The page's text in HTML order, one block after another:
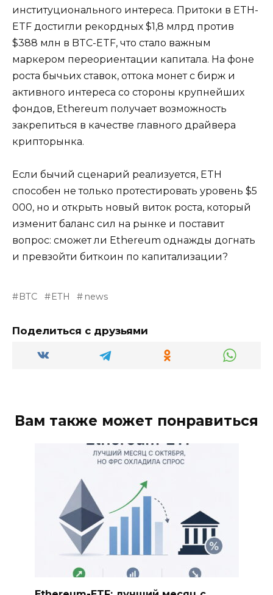
институционального интереса. Притоки в ETH-
ETF достигли рекордных $1,8 млрд против
$388 млн в BTC-ETF, что стало важным
маркером переориентации капитала. На фоне
роста бычьих ставок, оттока монет с бирж и
активного интереса со стороны крупнейших
фондов, Ethereum получает возможность
закрепиться в качестве главного драйвера
крипторынка.
Если бычий сценарий реализуется, ETH
способен не только протестировать уровень $5
000, но и открыть новый виток роста, который
изменит баланс сил на рынке и поставит
вопрос: сможет ли Ethereum однажды догнать
и превзойти биткоин по капитализации?
BTC ETH news
Поделиться с друзьями
Вам также может понравиться